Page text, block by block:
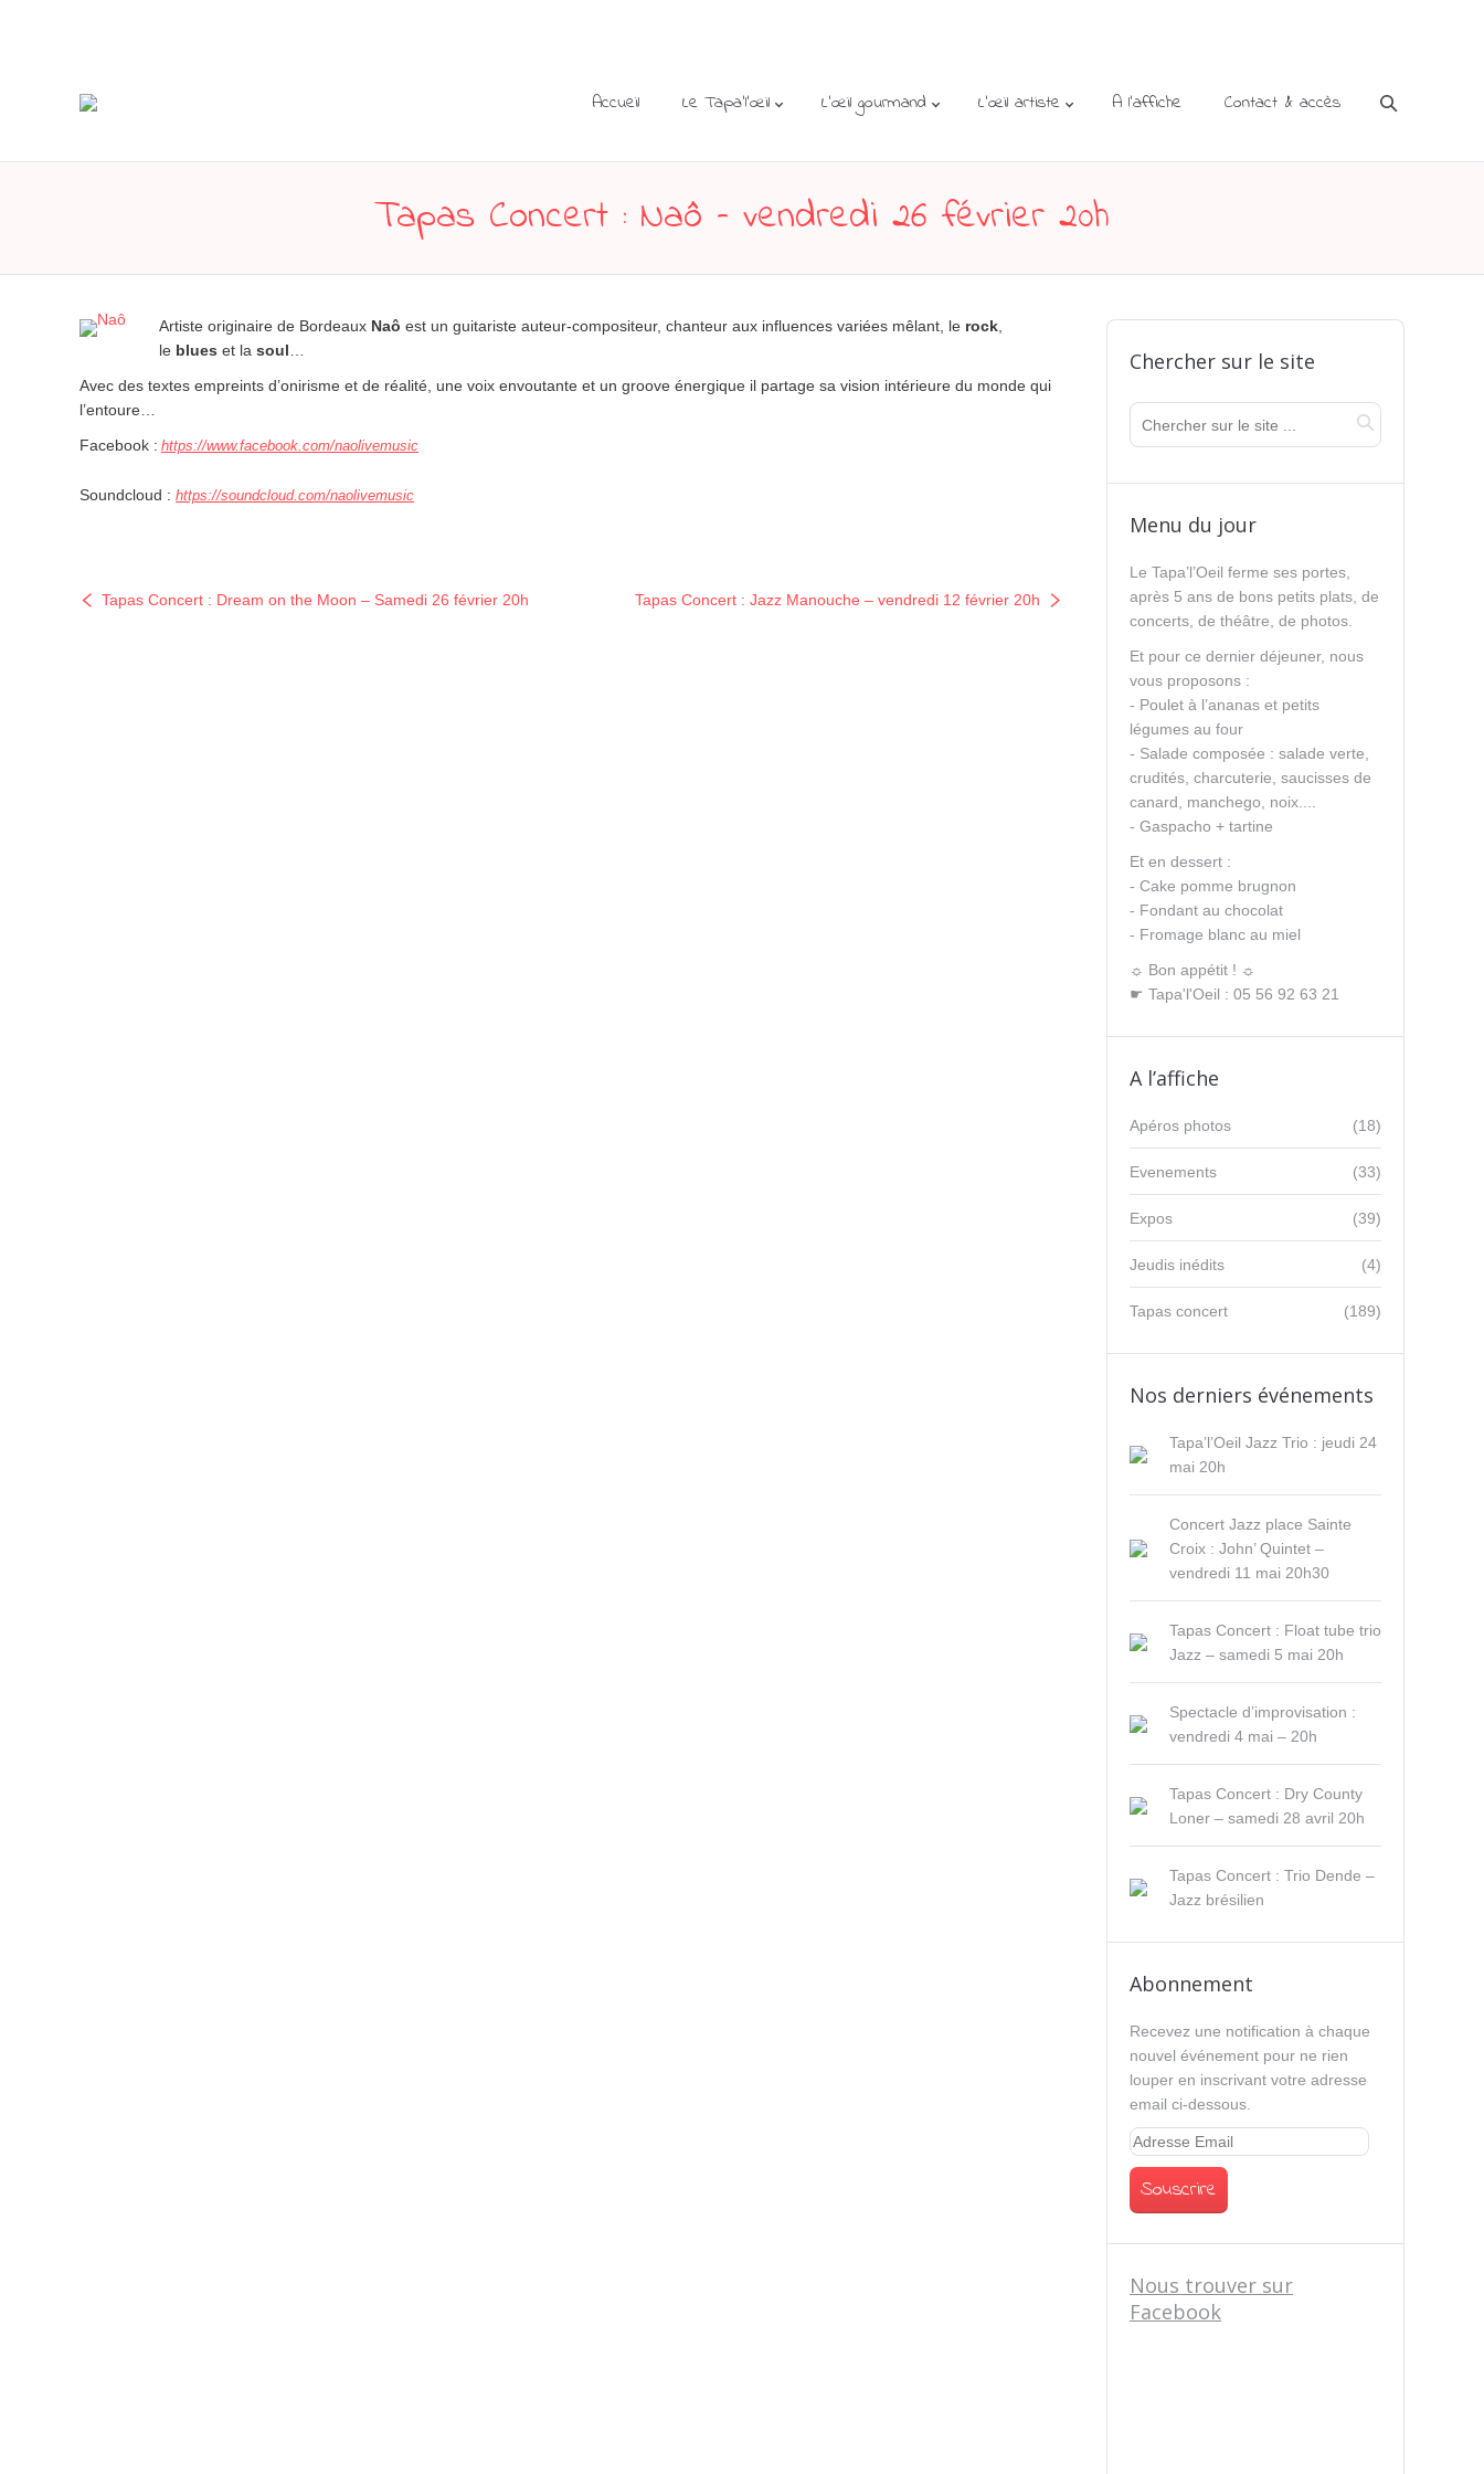
Accueil Le Tapa’l’œil L’œil gourmand L’œil artiste A l’affiche Contact & accès
Tapas Concert : Naô – vendredi 26 février 20h
Artiste originaire de Bordeaux Naô est un guitariste auteur-compositeur, chanteur aux influences variées mêlant, le rock
le blues et la soul
Avec des textes empreints d’onirisme et de réalité, une voix envoutante et un groove énergique il partage sa vision intérieure du monde qui
l’entoure…
Facebook : https://www.facebook.com/naolivemusic
Soundcloud : https://soundcloud.com/naolivemusic
Tapas Concert : Dream on the Moon – Samedi 26 février 20h Tapas Concert : Jazz Manouche – vendredi 12 février 20h
Chercher sur le site
Menu du jour
Le Tapa’l’Oeil ferme ses portes,
après 5 ans de bons petits plats, de
concerts, de théâtre, de photos.
Et pour ce dernier déjeuner, nous
vous proposons :
- Poulet à l’ananas et petits
légumes au four
- Salade composée : salade verte,
crudités, charcuterie, saucisses de
canard, manchego, noix....
- Gaspacho + tartine
Et en dessert :
- Cake pomme brugnon
- Fondant au chocolat
- Fromage blanc au miel
☼ Bon appétit ! ☼
☛ Tapa'l'Oeil : 05 56 92 63 21
A l’affiche
(18)
Apéros photos
(33)
Evenements
(39)
Expos
(4)
Jeudis inédits
(189)
Tapas concert
Nos derniers événements
Tapa’l’Oeil Jazz Trio : jeudi 24
mai 20h
Concert Jazz place Sainte
Croix : John’ Quintet –
vendredi 11 mai 20h30
Tapas Concert : Float tube trio
Jazz – samedi 5 mai 20h
Spectacle d’improvisation :
vendredi 4 mai – 20h
Tapas Concert : Dry County
Loner – samedi 28 avril 20h
Tapas Concert : Trio Dende –
Jazz brésilien
Abonnement
Recevez une notification à chaque
nouvel événement pour ne rien
louper en inscrivant votre adresse
email ci-dessous.
Nous trouver sur
Facebook